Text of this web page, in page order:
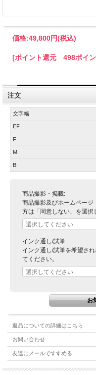
価格:49,800円(税込)
[ポイント還元 498ポイ
注文
文字幅
EF
F
M
B
商品撮影・掲載:
商品撮影及びホームペー
方は「同意しない」を選択
インク通し/試筆:
インク通し/試筆を希望さ
てください。
返品についての詳細はこちら
お問い合わせ
友達にメールですすめる